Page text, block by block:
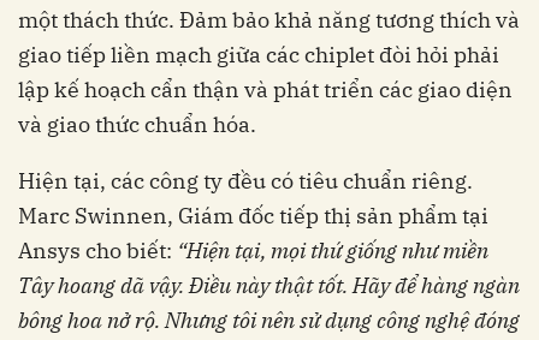
một thách thức. Đảm bảo khả năng tương thích và
giao tiếp liền mạch giữa các chiplet đòi hỏi phải
lập kế hoạch cẩn thận và phát triển các giao diện
và giao thức chuẩn hóa.
Hiện tại, các công ty đều có tiêu chuẩn riêng.
Marc Swinnen, Giám đốc tiếp thị sản phẩm tại
Ansys cho biết: “Hiện tại, mọi thứ giống nhưmiền
Tây hoang dã vậy. Điều này thật tốt. Hãyđể hàng ngàn
bông hoa nở rộ. Nhưng tôi nênsử dụng công nghệ đóng